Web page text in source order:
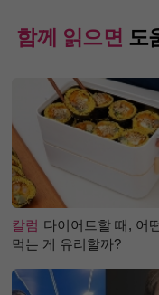
함께 읽으면 도
칼럼 다이어트할 때, 어
먹는 게 유리할까?